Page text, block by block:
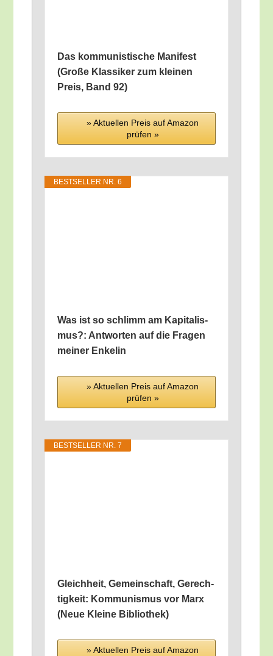
Das kom­mu­nis­ti­sche Mani­fest
(Gro­ße Klas­si­ker zum klei­nen
Preis, Band 92)
» Aktu­el­len Preis auf Ama­zon
prü­fen »
BEST­SEL­LER NR. 6
Was ist so schlimm am Kapi­ta­lis­
mus?: Ant­wor­ten auf die Fra­gen
mei­ner Enkelin
» Aktu­el­len Preis auf Ama­zon
prü­fen »
BEST­SEL­LER NR. 7
Gleich­heit, Gemein­schaft, Gerech­
tig­keit: Kom­mu­nis­mus vor Marx
(Neue Klei­ne Bibliothek)
» Aktu­el­len Preis auf Ama­zon